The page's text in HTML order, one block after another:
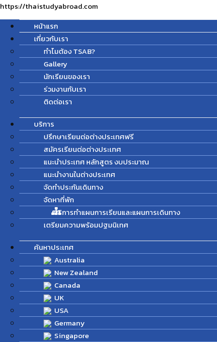
https://thaistudyabroad.com
หน้าแรก
เกี่ยวกับเรา
ทำไมต้อง TSAB?
Gallery
นักเรียนของเรา
ร่วมงานกับเรา
ติดต่อเรา
บริการ
ปรึกษาเรียนต่อต่างประเทศฟรี
สมัครเรียนต่อต่างประเทศ
แนะนำประเทศ หลักสูตร งบประมาณ
แนะนำงานในต่างประเทศ
จัดทำประกันเดินทาง
จัดหาที่พัก
บริการทำแผนการเรียนและแผนการเดินทาง
เตรียมความพร้อมปฐมนิเทศ
ค้นหาประเทศ
Australia
New Zealand
Canada
UK
USA
Germany
Singapore